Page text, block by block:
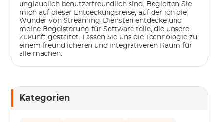
unglaublich benutzerfreundlich sind. Begleiten Sie
mich auf dieser Entdeckungsreise, auf der ich die
Wunder von Streaming-Diensten entdecke und
meine Begeisterung für Software teile, die unsere
Zukunft gestaltet. Lassen Sie uns die Technologie zu
einem freundlicheren und integrativeren Raum für
alle machen.
Kategorien